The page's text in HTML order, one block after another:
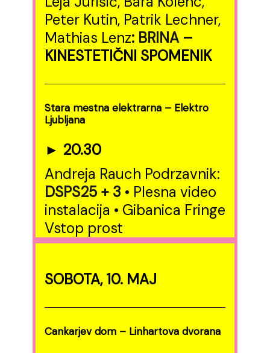
Peter Kutin, Patrik Lechner,
Mathias Lenz: BRINA –
KINESTETIČNI SPOMENIK
Stara mestna elektrarna – Elektro
Ljubljana
► 20.30
Andreja Rauch Podrzavnik:
DSPS25 + 3 • Plesna video
instalacija • Gibanica Fringe
Vstop prost
SOBOTA, 10. MAJ
Cankarjev dom – Linhartova dvorana